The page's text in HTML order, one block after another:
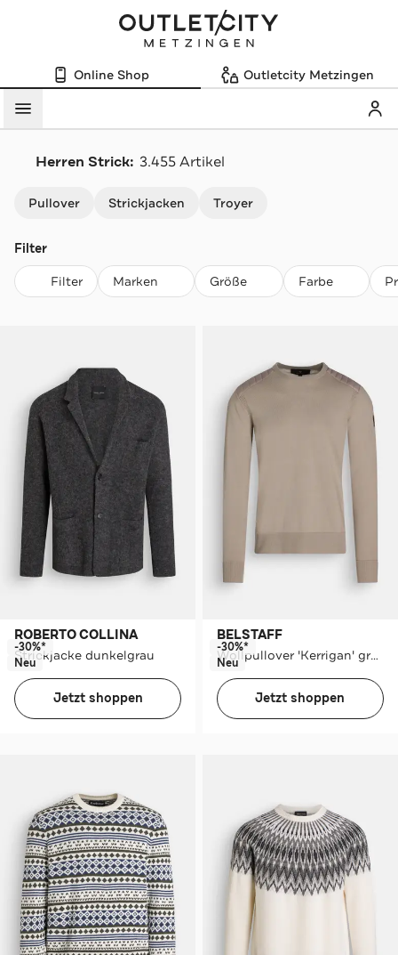
Online Shop Outletcity Metzingen
Menü
Herren Strick: 3.455 Artikel
Pullover Strickjacken Troyer
Filter
Filter Marken Größe Farbe
ROBERTO COLLINA
Strickjacke dunkelgrau
-30%*
Neu
Jetzt shoppen
BELSTAFF
Wollpullover 'Kerrigan' greige
-30%*
Neu
Jetzt shoppen